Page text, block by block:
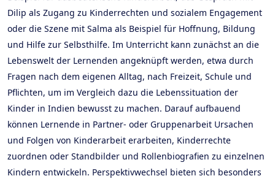
Dilip als Zugang zu Kinderrechten und sozialem Engagement
oder die Szene mit Salma als Beispiel für Hoffnung, Bildung
und Hilfe zur Selbsthilfe. Im Unterricht kann zunächst an die
Lebenswelt der Lernenden angeknüpft werden, etwa durch
Fragen nach dem eigenen Alltag, nach Freizeit, Schule und
Pflichten, um im Vergleich dazu die Lebenssituation der
Kinder in Indien bewusst zu machen. Darauf aufbauend
können Lernende in Partner- oder Gruppenarbeit Ursachen
und Folgen von Kinderarbeit erarbeiten, Kinderrechte
zuordnen oder Standbilder und Rollenbiografien zu einzelnen
Kindern entwickeln. Perspektivwechsel bieten sich besonders